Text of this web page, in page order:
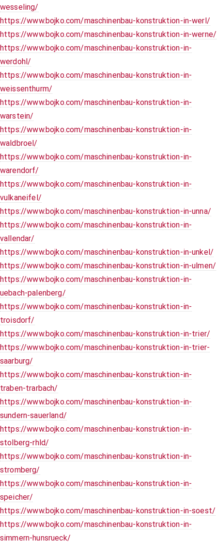
wesseling/
https://www.bojko.com/maschinenbau-konstruktion-in-werl/
https://www.bojko.com/maschinenbau-konstruktion-in-werne/
https://www.bojko.com/maschinenbau-konstruktion-in-
werdohl/
https://www.bojko.com/maschinenbau-konstruktion-in-
weissenthurm/
https://www.bojko.com/maschinenbau-konstruktion-in-
warstein/
https://www.bojko.com/maschinenbau-konstruktion-in-
waldbroel/
https://www.bojko.com/maschinenbau-konstruktion-in-
warendorf/
https://www.bojko.com/maschinenbau-konstruktion-in-
vulkaneifel/
https://www.bojko.com/maschinenbau-konstruktion-in-unna/
https://www.bojko.com/maschinenbau-konstruktion-in-
vallendar/
https://www.bojko.com/maschinenbau-konstruktion-in-unkel/
https://www.bojko.com/maschinenbau-konstruktion-in-ulmen/
https://www.bojko.com/maschinenbau-konstruktion-in-
uebach-palenberg/
https://www.bojko.com/maschinenbau-konstruktion-in-
troisdorf/
https://www.bojko.com/maschinenbau-konstruktion-in-trier/
https://www.bojko.com/maschinenbau-konstruktion-in-trier-
saarburg/
https://www.bojko.com/maschinenbau-konstruktion-in-
traben-trarbach/
https://www.bojko.com/maschinenbau-konstruktion-in-
sundern-sauerland/
https://www.bojko.com/maschinenbau-konstruktion-in-
stolberg-rhld/
https://www.bojko.com/maschinenbau-konstruktion-in-
stromberg/
https://www.bojko.com/maschinenbau-konstruktion-in-
speicher/
https://www.bojko.com/maschinenbau-konstruktion-in-soest/
https://www.bojko.com/maschinenbau-konstruktion-in-
simmern-hunsrueck/